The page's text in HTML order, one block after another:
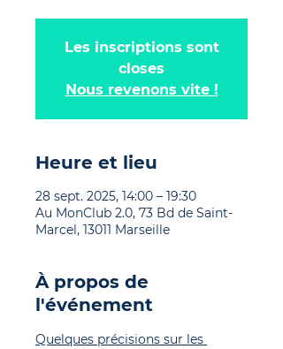
Les inscriptions sont
closes
Nous revenons vite !
Heure et lieu
28 sept. 2025, 14:00 – 19:30
Au MonClub 2.0, 73 Bd de Saint-
Marcel, 13011 Marseille
À propos de
l'événement
Quelques précisions sur les